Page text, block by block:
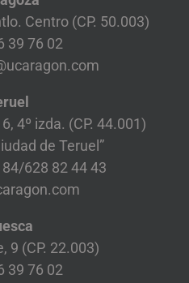
Centro (CP. 50.003)
39 76 02
4º izda. (CP. 44.001)
de Teruel”
628 82 44 43
9 (CP. 22.003)
39 76 02